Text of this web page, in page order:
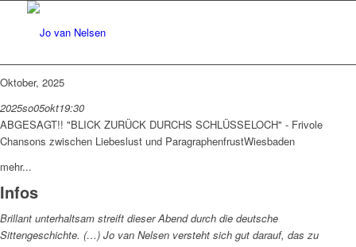
Oktober, 2025
2025so05okt19:30
ABGESAGT!! "BLICK ZURÜCK DURCHS SCHLÜSSELOCH" - Frivole
Chansons zwischen Liebeslust und ParagraphenfrustWiesbaden
mehr...
Infos
Brillant unterhaltsam streift dieser Abend durch die deutsche
Sittengeschichte. (…) Jo van Nelsen versteht sich gut darauf, das zu